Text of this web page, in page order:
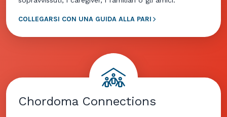
COLLEGARSI CON UNA GUIDA ALLA PARI
Chordoma Connections